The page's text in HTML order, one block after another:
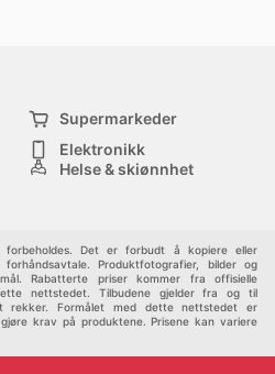
Supermarkeder
Elektronikk
Helse & skjønnhet
Det er forbudt å kopiere eller
Produktfotografier, bilder og
Rabatterte priser kommer fra offisielle
nettstedet. Tilbudene gjelder fra og til
rekker. Formålet med dette nettstedet er
krav på produktene. Prisene kan variere